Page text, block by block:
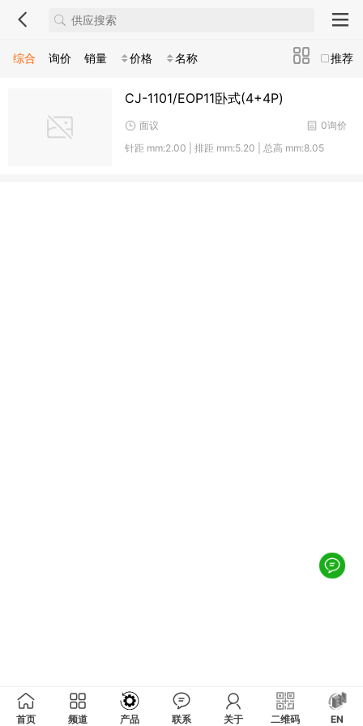
推荐
综合 询价 销量 价格 名称
CJ-1101/EOP11卧式(4+4P)
0询价
面议
针距 mm:2.00 | 排距 mm:5.20 | 总高 mm:8.05
首页 频道 产品 联系 关于 二维码 EN